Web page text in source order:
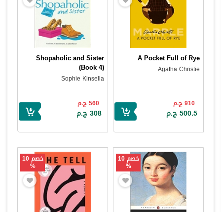
A Pocket Full of Rye
Agatha Christie
910 ج.م
500.5 ج.م
Shopaholic and Sister
(Book 4)
Sophie Kinsella
560 ج.م
308 ج.م
خصم 10
%
خصم 10
%